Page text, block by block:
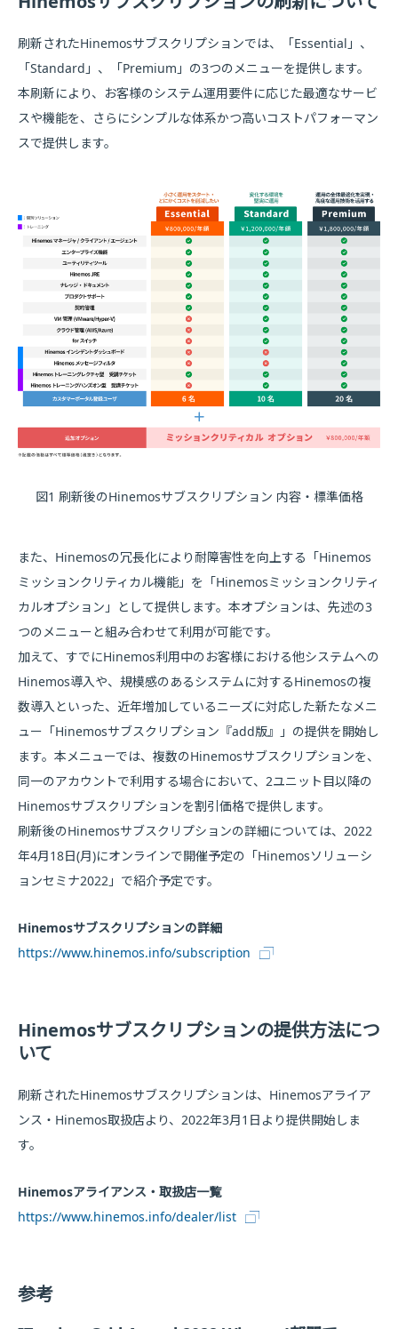
刷新されたHinemosサブスクリプションでは、「Essential」、
「Standard」、「Premium」の3つのメニューを提供します。
本刷新により、お客様のシステム運用要件に応じた最適なサービ
スや機能を、さらにシンプルな体系かつ高いコストパフォーマン
スで提供します。
図1 刷新後のHinemosサブスクリプション 内容・標準価格
また、Hinemosの冗長化により耐障害性を向上する「Hinemos
ミッションクリティカル機能」を「Hinemosミッションクリティ
カルオプション」として提供します。本オプションは、先述の3
つのメニューと組み合わせて利用が可能です。
加えて、すでにHinemos利用中のお客様における他システムへの
Hinemos導入や、規模感のあるシステムに対するHinemosの複
数導入といった、近年増加しているニーズに対応した新たなメニ
ュー「Hinemosサブスクリプション『add版』」の提供を開始し
ます。本メニューでは、複数のHinemosサブスクリプションを、
同一のアカウントで利用する場合において、2ユニット目以降の
Hinemosサブスクリプションを割引価格で提供します。
刷新後のHinemosサブスクリプションの詳細については、2022
年4月18日(月)にオンラインで開催予定の「Hinemosソリューシ
ョンセミナ2022」で紹介予定です。
Hinemosサブスクリプションの詳細
https://www.hinemos.info/subscription
Hinemosサブスクリプションの提供方法につ
いて
刷新されたHinemosサブスクリプションは、Hinemosアライア
ンス・Hinemos取扱店より、2022年3月1日より提供開始しま
す。
Hinemosアライアンス・取扱店一覧
https://www.hinemos.info/dealer/list
参考